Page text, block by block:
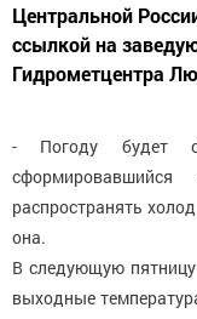
Центральной
ссылкой на
Гидрометцентра
- Погоду будет
распространять
она.
В следующую
выходные